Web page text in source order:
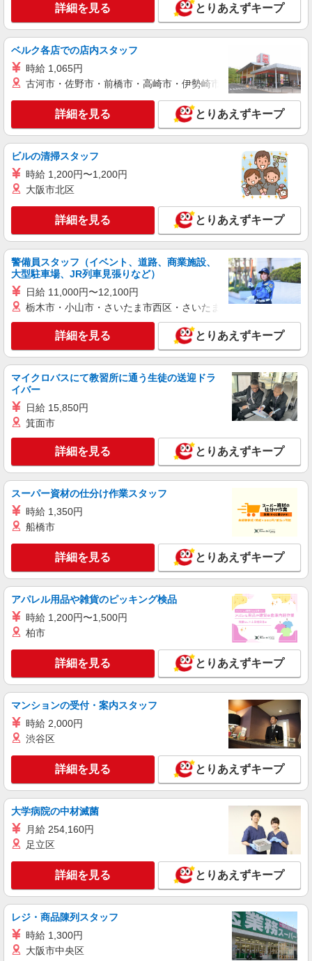
コンパスグループ・ジャパン株式会社 21304_p
調理補助【アルバイト・パート】
時給1,080円以上 試用期間中 時給1,080円以上
(試用期間2ヶ月) 残業が発生した場合、残業代を1
ローム滋賀 （滋賀県大津市晴嵐2-8-1 ロー
ム（株）滋賀工場）
キープ 詳細を見る
定食屋 宮本むなし JR石山駅前店
ホール・キッチンスタッフ
時給1100円〜 ★土・日・祝 50円アップ ★6
時〜8時 200円アップ ※研修30時間有（同時給）
・JR石山駅店 （滋賀県大津市粟津町4-9／JR
琵琶湖線「石山」駅すぐ）
キープ 詳細を見る
アルバイト パート
なか卯 大津瀬田店
接客・調理スタッフ（簡単な接客・調理・清
時給1400円
滋賀県大津市月輪1-91-1
キープ 詳細を見る
定食屋 宮本むなし JR石山駅前店
ホール・キッチンスタッフ
時給1100円〜 ★土・日・祝 50円アップ ★6
時〜8時 200円アップ ※研修30時間有（同時給）
・JR石山駅店 （滋賀県大津市粟津町4-9／JR
キープ 詳細を見る
アルバイト パート
なか卯 大津瀬田店
接客・調理スタッフ（簡単な接客・調理・清
時給1100円 22:00〜翌5:00：時給1400円 高校
生：時給1080円 ■特別手当 早朝手当（5:00-9:00）
時給＋150円
滋賀県大津市月輪1-91-1
キープ 詳細を見る
丸亀製麺大津膳所店
キッチン・ホールスタッフ
時給1250円〜
詳細を見る
株式会社魚国総本社
【責任者候補】シルバー施設内での調理師さん
日給月給250,000円〜 ＊試用期間あり：2ヶ月
（時給1,400円） ＊別途責任者手当支給
（エイジングコート琵琶湖 プレミアビュー）
詳細を見る とりあえずキープ
ベルク各店での店内スタッフ
時給 1,065円
古河市・佐野市・前橋市・高崎市・伊勢崎市・太田市・館林市
詳細を見る とりあえずキープ
ビルの清掃スタッフ
時給 1,200円〜1,200円
大阪市北区
詳細を見る とりあえずキープ
警備員スタッフ（イベント、道路、商業施設、
大型駐車場、JR列車見張りなど）
日給 11,000円〜12,100円
栃木市・小山市・さいたま市西区・さいたま市岩槻区・久喜市・
詳細を見る とりあえずキープ
マイクロバスにて教習所に通う生徒の送迎ドラ
イバー
日給 15,850円
箕面市
詳細を見る とりあえずキープ
スーパー資材の仕分け作業スタッフ
時給 1,350円
船橋市
詳細を見る とりあえずキープ
アパレル用品や雑貨のピッキング検品
時給 1,200円〜1,500円
柏市
詳細を見る とりあえずキープ
マンションの受付・案内スタッフ
時給 2,000円
渋谷区
詳細を見る とりあえずキープ
大学病院の中材滅菌
月給 254,160円
足立区
詳細を見る とりあえずキープ
レジ・商品陳列スタッフ
時給 1,300円
大阪市中央区